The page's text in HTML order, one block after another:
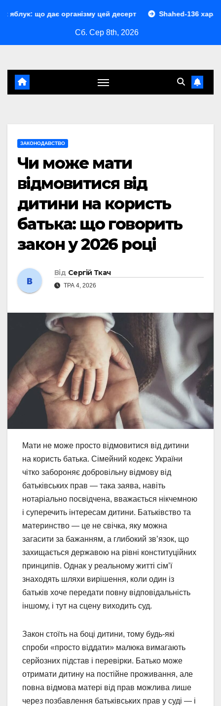
організму цей десерт Shahed-136 характеристики:
Сб. Сер 8th, 2026
ЗАКОНОДАВСТВО
Чи може мати
відмовитися від
дитини на користь
батька: що говорить
закон у 2026 році
Від Сергій Ткач
ТРА 4, 2026
Мати не може просто відмовитися від дитини
на користь батька. Сімейний кодекс України
чітко забороняє добровільну відмову від
батьківських прав — така заява, навіть
нотаріально посвідчена, вважається нікчемною
і суперечить інтересам дитини. Батьківство та
материнство — це не свічка, яку можна
загасити за бажанням, а глибокий зв’язок, що
захищається державою на рівні конституційних
принципів. Однак у реальному житті сім’ї
знаходять шляхи вирішення, коли один із
батьків хоче передати повну відповідальність
іншому, і тут на сцену виходить суд.
Закон стоїть на боці дитини, тому будь-які
спроби «просто віддати» малюка вимагають
серйозних підстав і перевірки. Батько може
отримати дитину на постійне проживання, але
повна відмова матері від прав можлива лише
через позбавлення батьківських прав у суді — і